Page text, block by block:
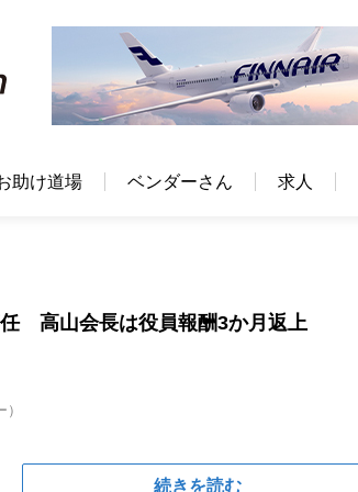
助け道場 ベンダーさん 求人
高山会長は役員報酬3か月返上
続きを読む